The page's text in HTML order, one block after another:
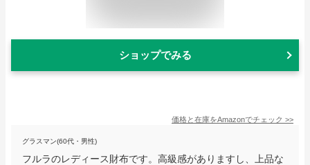
ショップでみる
価格と在庫をAmazonでチェック >>
グラスマン(60代・男性)
フルラのレディース財布です。高級感がありますし、上品な